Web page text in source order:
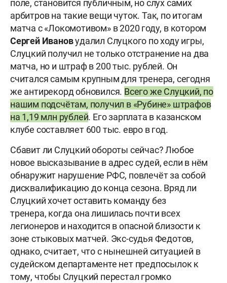
поле, становится публичным, но слух самих
арбитров на такие вещи чуток. Так, по итогам
матча с «Локомотивом» в 2020 году, в котором
Сергей Ивановудалил Слуцкого по ходу игры,
Слуцкий получил не только отстранение на два
матча, но и штраф в 200 тыс. рублей. Он
считался самым крупным для тренера, сегодня
же антирекорд обновился. Всего же Слуцкий, по
нашим подсчётам, получил в «Рубине» штрафов
на 1,19 млн рублей. Его зарплата в казанском
клубе составляет 600 тыс. евро в год.
Сбавит ли Слуцкий обороты сейчас? Любое
новое высказывание в адрес судей, если в нём
обнаружит нарушение РФС, повлечёт за собой
дисквалификацию до конца сезона. Вряд ли
Слуцкий хочет оставить команду без
тренера, когда она лишилась почти всех
легионеров и находится в опасной близости к
зоне стыковых матчей. Экс-судья Федотов,
однако, считает, что с нынешней ситуацией в
судейском департаменте нет предпосылок к
тому, чтобы Слуцкий перестал громко